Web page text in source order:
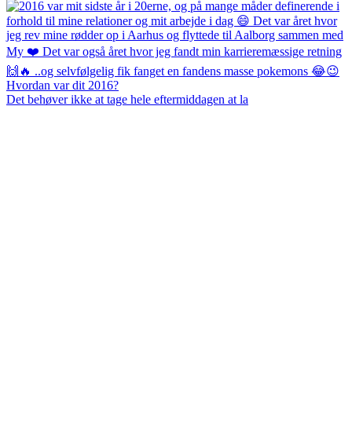
Det behøver ikke at tage hele eftermiddagen at la